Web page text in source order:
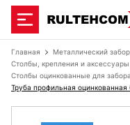
Главная
Металлический забор
Столбы, крепления и аксессуары
Столбы оцинкованные для забора
Труба профильная